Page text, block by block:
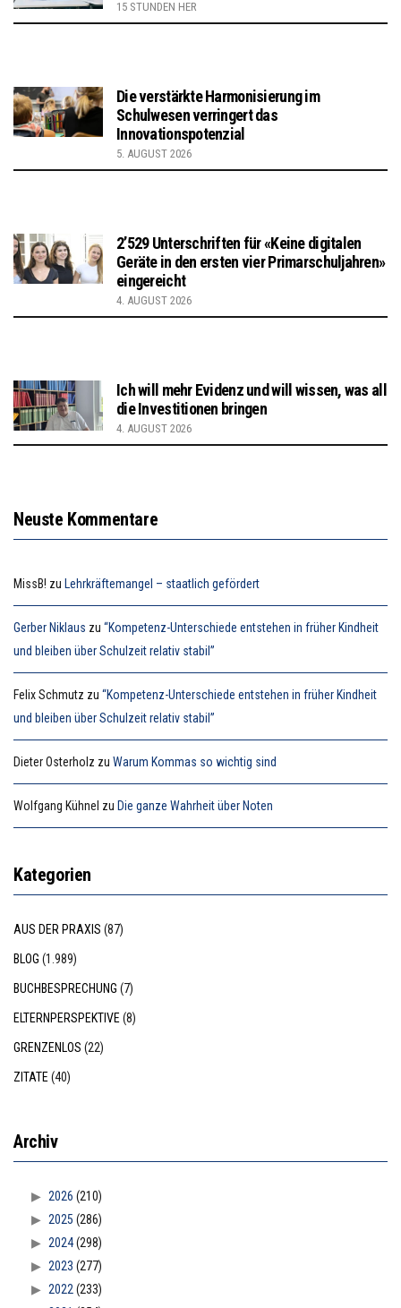
15 STUNDEN HER
Die verstärkte Harmonisierung im
Schulwesen verringert das
Innovationspotenzial
5. AUGUST 2026
2’529 Unterschriften für «Keine digitalen
Geräte in den ersten vier Primarschuljahren»
eingereicht
4. AUGUST 2026
Ich will mehr Evidenz und will wissen, was all
die Investitionen bringen
4. AUGUST 2026
Neuste Kommentare
MissB! zu Lehrkräftemangel – staatlich gefördert
Gerber Niklaus zu “Kompetenz-Unterschiede entstehen in früher Kindheit
und bleiben über Schulzeit relativ stabil”
Felix Schmutz zu “Kompetenz-Unterschiede entstehen in früher Kindheit
und bleiben über Schulzeit relativ stabil”
Dieter Osterholz zu Warum Kommas so wichtig sind
Wolfgang Kühnel zu Die ganze Wahrheit über Noten
Kategorien
AUS DER PRAXIS (87)
BLOG (1.989)
BUCHBESPRECHUNG (7)
ELTERNPERSPEKTIVE (8)
GRENZENLOS (22)
ZITATE (40)
Archiv
2026 (210)
2025 (286)
2024(298)
2023 (277)
2022 (233)